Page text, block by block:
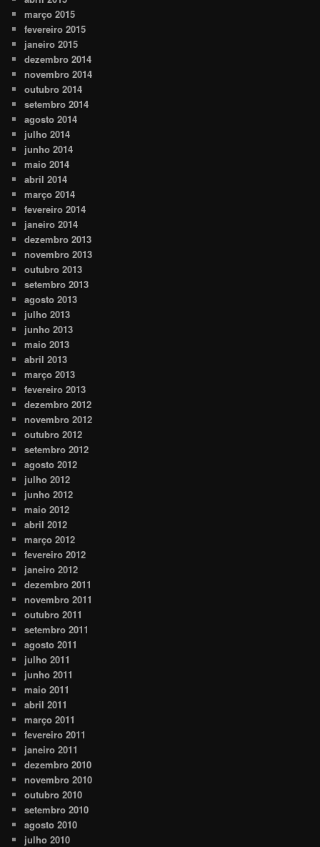
março 2015
fevereiro 2015
janeiro 2015
dezembro 2014
novembro 2014
outubro 2014
setembro 2014
agosto 2014
julho 2014
junho 2014
maio 2014
abril 2014
março 2014
fevereiro 2014
janeiro 2014
dezembro 2013
novembro 2013
outubro 2013
setembro 2013
agosto 2013
julho 2013
junho 2013
maio 2013
abril 2013
março 2013
fevereiro 2013
dezembro 2012
novembro 2012
outubro 2012
setembro 2012
agosto 2012
julho 2012
junho 2012
maio 2012
abril 2012
março 2012
fevereiro 2012
janeiro 2012
dezembro 2011
novembro 2011
outubro 2011
setembro 2011
agosto 2011
julho 2011
junho 2011
maio 2011
abril 2011
março 2011
fevereiro 2011
janeiro 2011
dezembro 2010
novembro 2010
outubro 2010
setembro 2010
agosto 2010
julho 2010